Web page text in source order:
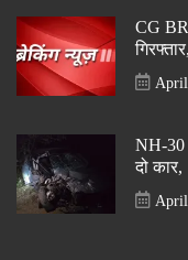
CG
NH-30
दो